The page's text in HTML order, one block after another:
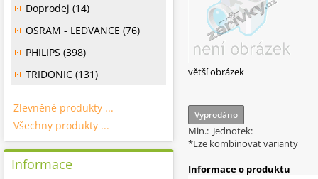
větší obrázek
Vyprodáno
Min.: Jednotek:
*Lze kombinovat varianty
Informace o produktu
Doprodej (14)
OSRAM - LEDVANCE (76)
PHILIPS (398)
TRIDONIC (131)
Zlevněné produkty ...
Všechny produkty ...
Informace